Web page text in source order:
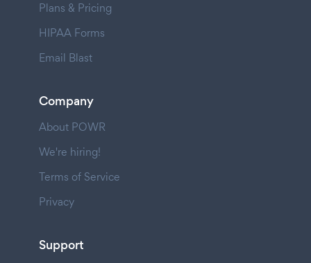
Plans & Pricing
HIPAA Forms
Email Blast
Company
About POWR
We're hiring!
Terms of Service
Privacy
Support